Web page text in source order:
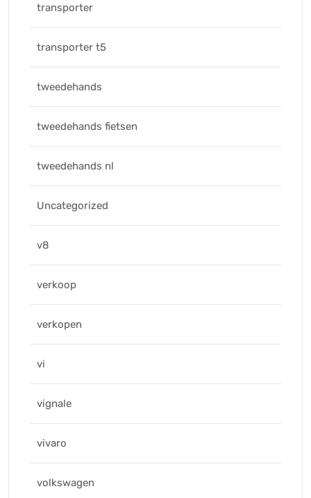
transporter
transporter t5
tweedehands
tweedehands fietsen
tweedehands nl
Uncategorized
v8
verkoop
verkopen
vi
vignale
vivaro
volkswagen